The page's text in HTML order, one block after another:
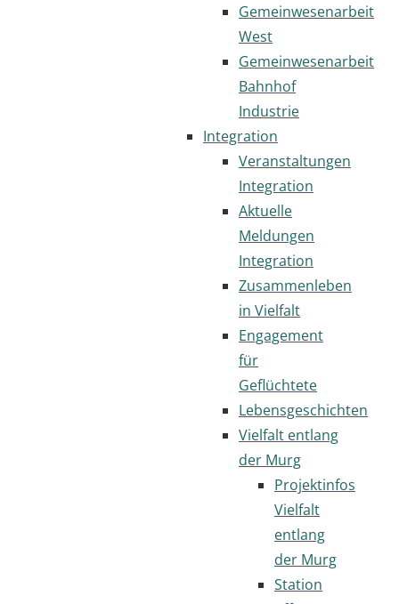
Gemeinwesenarbeit
West
Gemeinwesenarbeit
Bahnhof
Industrie
Integration
Veranstaltungen
Integration
Aktuelle
Meldungen
Integration
Zusammenleben
in Vielfalt
Engagement
für
Geflüchtete
Lebensgeschichten
Vielfalt entlang
der Murg
Projektinfos
Vielfalt
entlang
der Murg
Station